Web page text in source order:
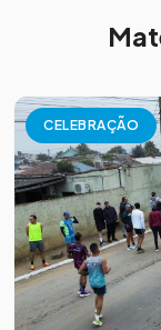
CELEBRAÇÃO